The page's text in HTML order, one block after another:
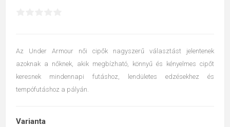
Az Under Armour női cipők nagyszerű választást jelentenek
azoknak a nőknek, akik megbízható, könnyű és kényelmes cipőt
keresnek mindennapi futáshoz, lendületes edzésekhez és
tempófutáshoz a pályán.
Varianta